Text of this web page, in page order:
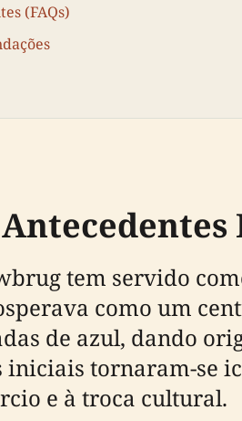
(FAQs)
tem servido
como um
de azul, dando
iniciais tornaram-se
e à troca cultural.